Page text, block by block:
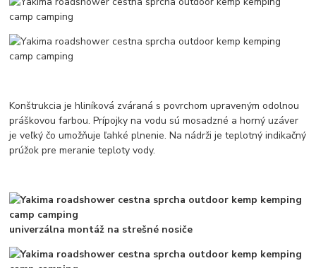
Konštrukcia je hliníková zváraná s povrchom upraveným odolnou
práškovou farbou. Prípojky na vodu sú mosadzné a horný uzáver
je veľký čo umožňuje ľahké plnenie. Na nádrži je teplotný indikačný
prúžok pre meranie teploty vody.
univerzálna montáž na strešné nosiče